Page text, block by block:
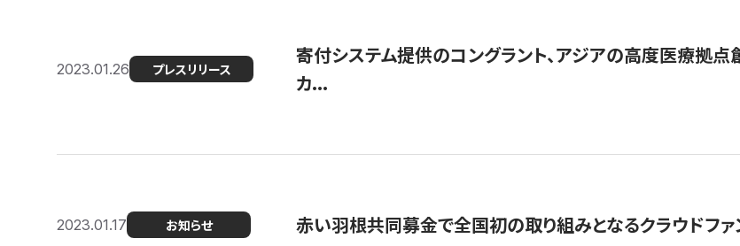
2023.01.26 プレスリリース
寄付システム提供のコングラント、アジアの高度医療拠
カ...
2023.01.17 お知らせ 赤い羽根共同募金で全国初の取り組みとなるクラウドファ